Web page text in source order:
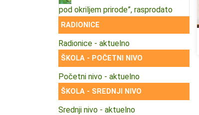
pod okriljem prirode”, rasprodato
RADIONICE
Radionice - aktuelno
ŠKOLA - POČETNI NIVO
Početni nivo - aktuelno
ŠKOLA - SREDNJI NIVO
Srednji nivo - aktuelno